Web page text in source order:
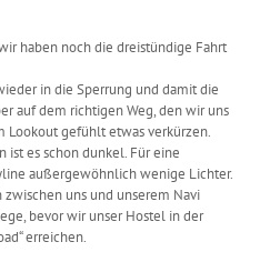
haben noch die dreistündige Fahrt
in die Sperrung und damit die
auf dem richtigen Weg, den wir uns
Lookout gefühlt etwas verkürzen.
es schon dunkel. Für eine
außergewöhnlich wenige Lichter.
zwischen uns und unserem Navi
bevor wir unser Hostel in der
erreichen.